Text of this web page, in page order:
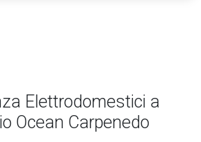
Elettrodomestici a
Ocean Carpenedo